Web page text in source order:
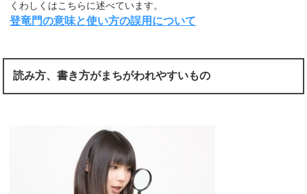
くわしくはこちらに述べています。
登竜門の意味と使い方の誤用について
読み方、書き方がまちがわれやすいもの